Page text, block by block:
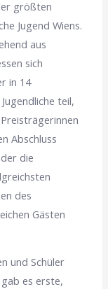
größten
Jugend Wiens.
aus
sich
in 14
teil,
Abschluss
die
des
Gästen
und Schüler
es erste,